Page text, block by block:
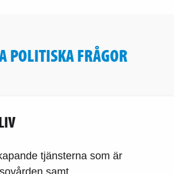
POLITISKA FRÅGOR
tjänsterna som är
samt